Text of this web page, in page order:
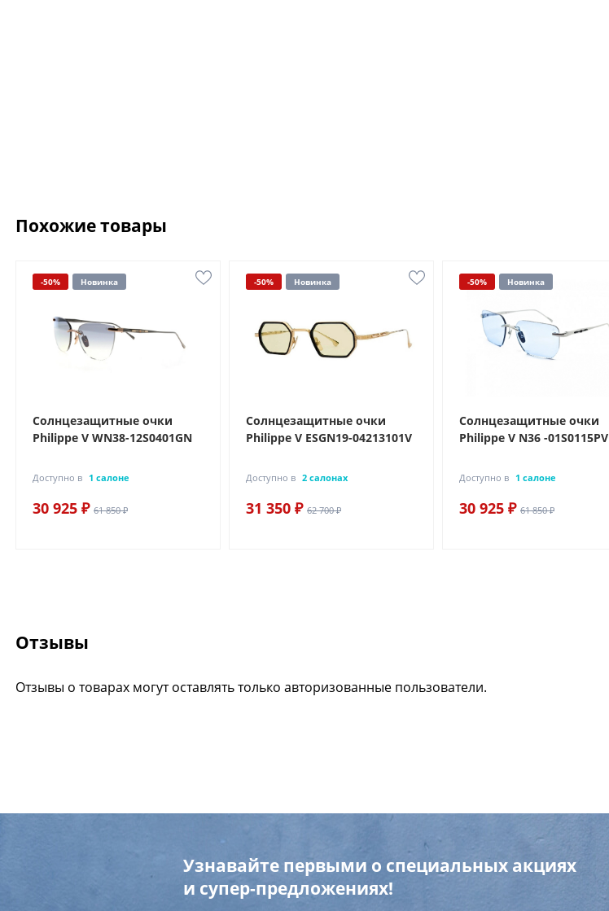
Похожие товары
-50% Новинка
Солнцезащитные очки
Philippe V WN38-12S0401GN
Доступно в 1 салоне
30 925 ₽ 61 850 ₽
-50% Новинка
Солнцезащитные очки
Philippe V ESGN19-04213101V
Доступно в 2 салонах
31 350 ₽ 62 700 ₽
-50% Новинка
Солнцезащитные очки
Philippe V N36 -01S0115PV
Доступно в 1 салоне
30 925 ₽ 61 850 ₽
Отзывы
Отзывы о товарах могут оставлять только авторизованные пользователи.
Узнавайте первыми о специальных акциях
и супер-предложениях!